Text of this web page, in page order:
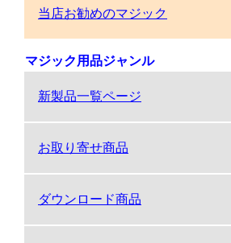
当店お勧めのマジック
マジック用品ジャンル
新製品一覧ページ
お取り寄せ商品
ダウンロード商品